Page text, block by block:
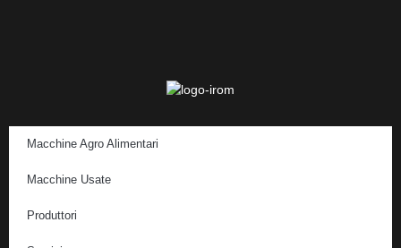
Macchine Agro Alimentari
Macchine Usate
Produttori